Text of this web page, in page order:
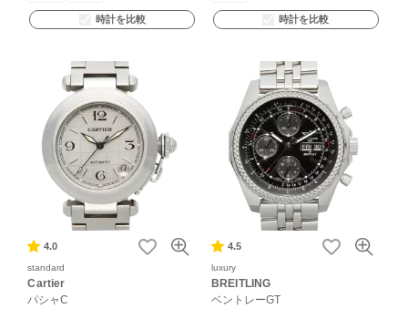
時計を比較 時計を比較
4.0
standard
Cartier
パシャC
4.5
luxury
BREITLING
ベントレーGT